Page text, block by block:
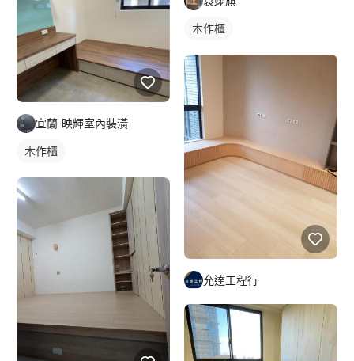
宜蘭-映輝室內裝潢
木作櫃
木作櫃
允達工程行